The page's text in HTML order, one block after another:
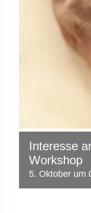
Interesse
Workshop
5. Oktober um